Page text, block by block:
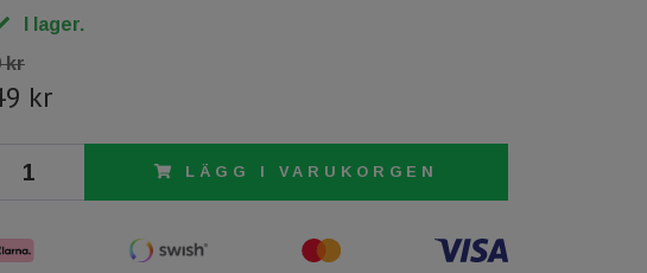
I lager.
kr
kr
LÄGG I VARUKORGEN